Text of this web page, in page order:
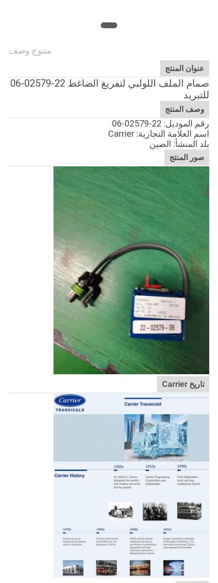
منتوج وصف
عنوان المنتج
صمام الملف اللولبي لتفريغ الضاغط 22-02579-06
للتبريد
وصف المنتج
رقم الموديل: 22-02579-06
اسم العلامة التجارية: Carrier
بلد المنشأ: الصين
صور المنتج
تاريخ Carrier